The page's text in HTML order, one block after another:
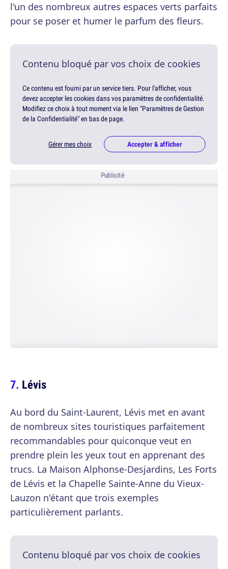
l'un des nombreux autres espaces verts parfaits
pour se poser et humer le parfum des fleurs.
Contenu bloqué par vos choix de cookies
Ce contenu est fourni par un service tiers. Pour l'afficher, vous
devez accepter les cookies dans vos paramètres de confidentialité.
Modifiez ce choix à tout moment via le lien "Paramètres de Gestion
de la Confidentialité" en bas de page.
Gérer mes choix Accepter & afficher
Publicité
Lévis
Au bord du Saint-Laurent, Lévis met en avant
de nombreux sites touristiques parfaitement
recommandables pour quiconque veut en
prendre plein les yeux tout en apprenant des
trucs. La Maison Alphonse-Desjardins, Les Forts
de Lévis et la Chapelle Sainte-Anne du Vieux-
Lauzon n'étant que trois exemples
particulièrement parlants.
Contenu bloqué par vos choix de cookies